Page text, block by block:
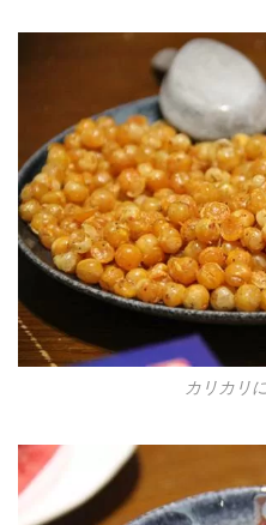
カリカリ